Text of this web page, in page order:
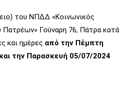
του ΝΠΔΔ «Κοινωνικός
Πατρέων» Γούναρη 76, Πάτρα κατά
και ημέρες από την Πέμπτη
την Παρασκευή 05/07/2024